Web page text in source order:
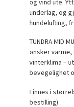
og vind ute.
underlag, og
hundelufting,
TUNDRA MID
ønsker
vinterklima –
bevegelighet
Finnes i
bestilling)